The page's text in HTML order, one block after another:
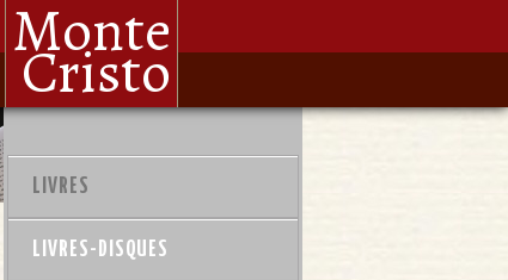
Monte
Cristo
LIVRES
LIVRES-DISQUES